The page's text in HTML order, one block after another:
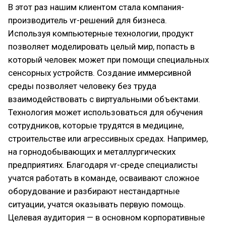
В этот раз нашим клиентом стала компания-
производитель vr-решений для бизнеса.
Используя компьютерные технологии, продукт
позволяет моделировать целый мир, попасть в
который человек может при помощи специальных
сенсорных устройств. Создание иммерсивной
среды позволяет человеку без труда
взаимодействовать с виртуальными объектами.
Технология может использоваться для обучения
сотрудников, которые трудятся в медицине,
строительстве или агрессивных средах. Например,
на горнодобывающих и металлургических
предприятиях. Благодаря vr-среде специалисты
учатся работать в команде, осваивают сложное
оборудование и разбирают нестандартные
ситуации, учатся оказывать первую помощь.
Целевая аудитория — в основном корпоративные